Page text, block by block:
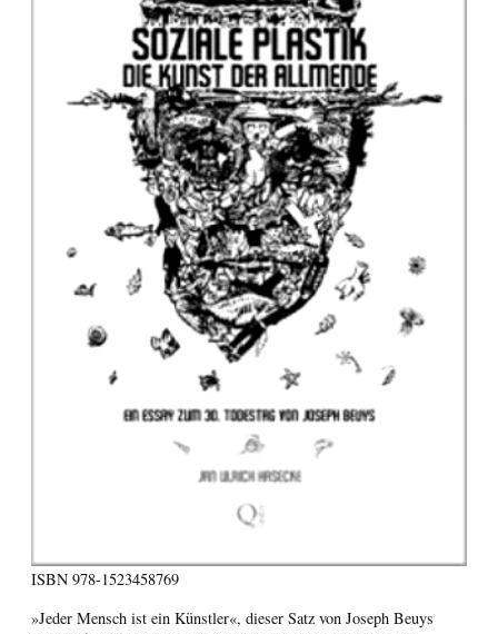
ISBN 978-1523458769
»Jeder Mensch ist ein Künstler«, dieser Satz von Joseph Beuys